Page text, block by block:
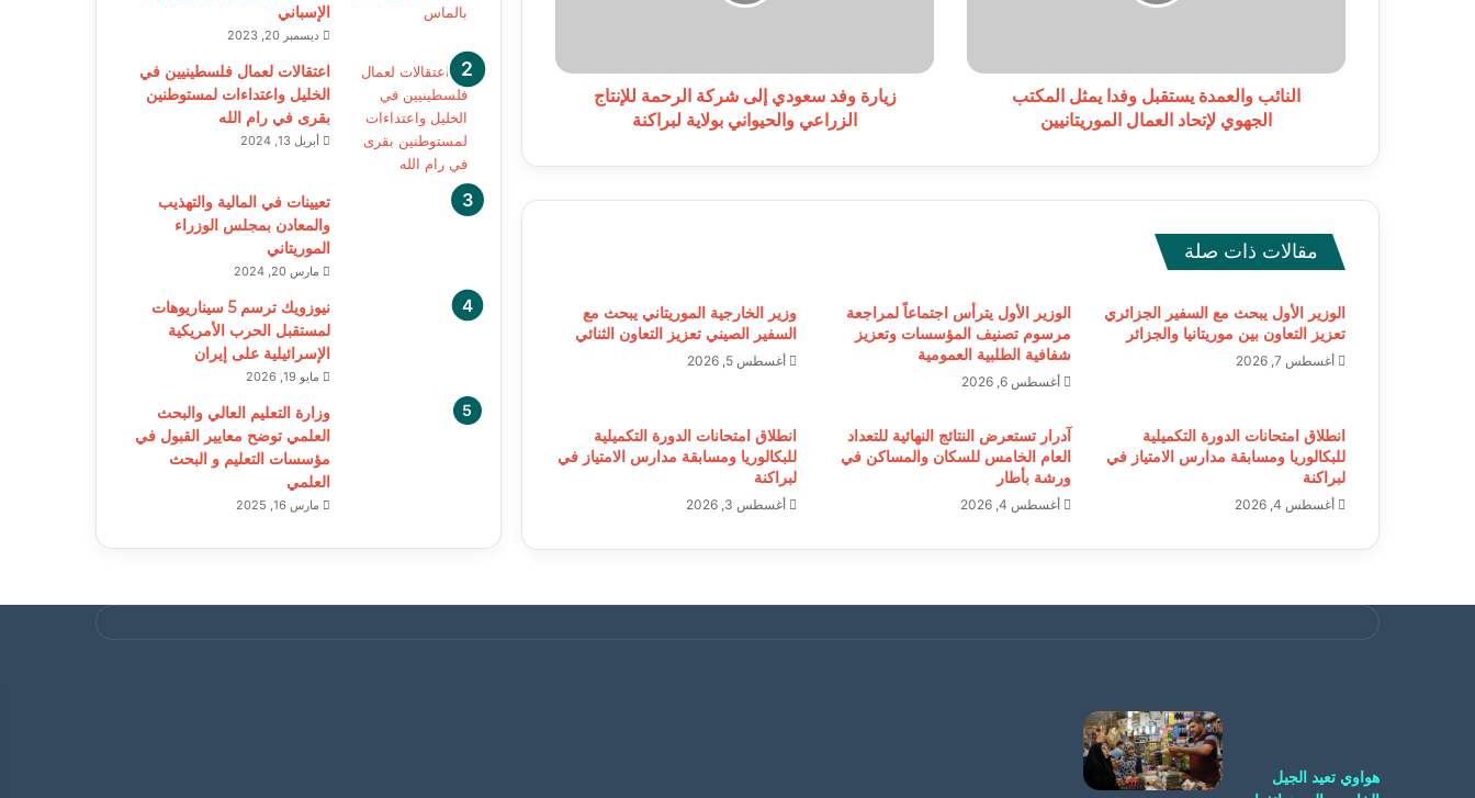
العمال
الموريتانيينالنائب والعمدة يستقبل وفدا يمثل المكتب
الجهوي لإتحاد العمال الموريتانيين
والحيواني
زيارة وفد سعودي إلى شركة الرحمة للإنتاج
الزراعي والحيواني بولاية لبراكنة
مقالات ذات صلة
الوزير الأول يبحث مع السفير الجزائري
تعزيز التعاون بين موريتانيا والجزائر
أغسطس 7, 2026
الوزير الأول يترأس اجتماعاً لمراجعة
مرسوم تصنيف المؤسسات وتعزيز
شفافية الطلبية العمومية
أغسطس 6, 2026
وزير الخارجية الموريتاني يبحث مع
السفير الصيني تعزيز التعاون الثنائي
أغسطس 5, 2026
انطلاق امتحانات الدورة التكميلية
للبكالوريا ومسابقة مدارس الامتياز في
لبراكنة
أغسطس 4, 2026
آدرار تستعرض النتائج النهائية للتعداد
العام الخامس للسكان والمساكن في
ورشة بأطار
أغسطس 4, 2026
انطلاق امتحانات الدورة التكميلية
للبكالوريا ومسابقة مدارس الامتياز في
لبراكنة
أغسطس 3, 2026
الإسباني
ديسمبر 20, 2023
اعتقالات لعمال فلسطينيين في
الخليل واعتداءات لمستوطنين
بقرى في رام الله
أبريل 13, 2024
تعيينات في المالية والتهذيب
والمعادن بمجلس الوزراء
الموريتاني
مارس 20, 2024
نيوزويك ترسم 5 سيناريوهات
لمستقبل الحرب الأمريكية
الإسرائيلية على إيران
مايو 19, 2026
وزارة التعليم العالي والبحث
العلمي توضح معايير القبول في
مؤسسات التعليم و البحث
العلمي
مارس 16, 2025
هواوي تعيد الجيل